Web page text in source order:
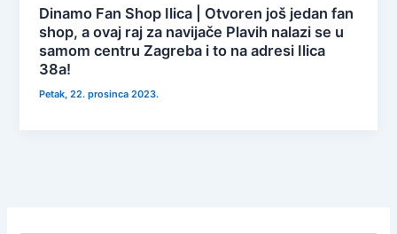
Dinamo Fan Shop Ilica | Otvoren još jedan fan
shop, a ovaj raj za navijače Plavih nalazi se u
samom centru Zagreba i to na adresi Ilica
38a!
Petak, 22. prosinca 2023.